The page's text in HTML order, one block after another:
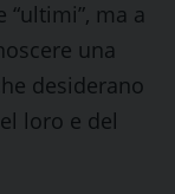
“ultimi”, ma a
una
desiderano
loro e del